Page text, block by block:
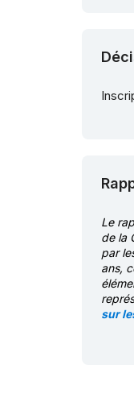
Le
de la
par
ans,
sur